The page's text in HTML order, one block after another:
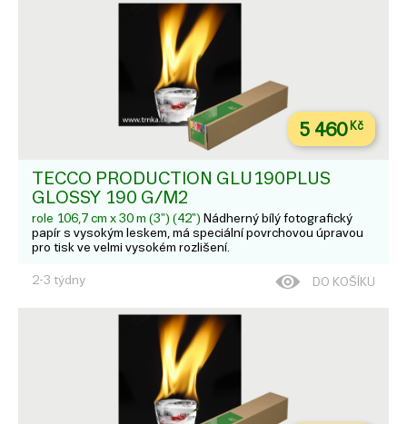
5 460Kč
TECCO PRODUCTION GLU190PLUS
GLOSSY 190 G/M2
role 106,7 cm x 30 m (3") (42") Nádherný bílý fotografický
papír s vysokým leskem, má speciální povrchovou úpravou
pro tisk ve velmi vysokém rozlišení.
2-3 týdny DO KOŠÍKU